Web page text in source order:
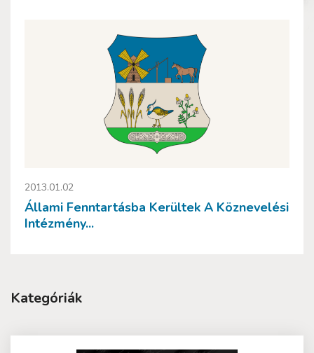
2013.01.02
Állami Fenntartásba Kerültek A Köznevelési
Intézmény...
Kategóriák